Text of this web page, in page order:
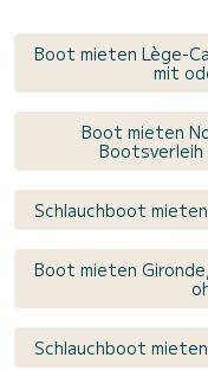
Boot mieten Lège-
mit
Boot mieten
Bootsverleih
Schlauchboot
Boot mieten
Schlauchboot